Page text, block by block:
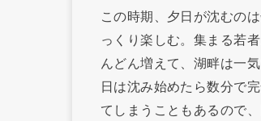
この時期、夕日が沈むの
っくり楽しむ。集まる若
んどん増えて、湖畔は一
日は沈み始めたら数分で
てしまうこともあるので